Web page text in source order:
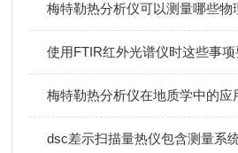
梅特勒热分析仪可以测量哪些物
使用FTIR红外光谱仪时这些事项
梅特勒热分析仪在地质学中的应
dsc差示扫描量热仪包含测量系